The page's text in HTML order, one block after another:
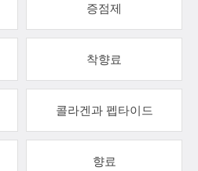
증점제
착향료
콜라겐과 펩타이드
향료